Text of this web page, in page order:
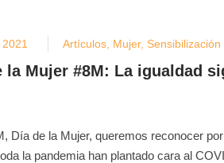
Artículos Mujer, Sensibilización
la Mujer #8M: La igualdad
Día de la Mujer, queremos reconocer
la pandemia han plantado cara al